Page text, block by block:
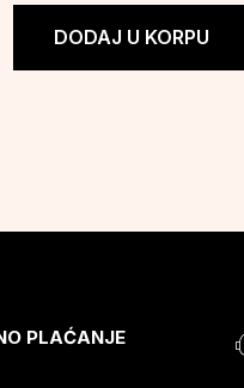
DODAJ U KORPU
PLAĆANJE